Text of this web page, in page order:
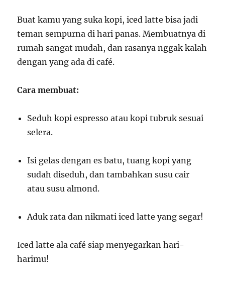
Buat kamu yang suka kopi, iced latte bisa jadi
teman sempurna di hari panas. Membuatnya di
rumah sangat mudah, dan rasanya nggak kalah
dengan yang ada di café.
Cara membuat:
Seduh kopi espresso atau kopi tubruk sesuai
selera.
Isi gelas dengan es batu, tuang kopi yang
sudah diseduh, dan tambahkan susu cair
atau susu almond.
Aduk rata dan nikmati iced latte yang segar!
Iced latte ala café siap menyegarkan hari-
harimu!